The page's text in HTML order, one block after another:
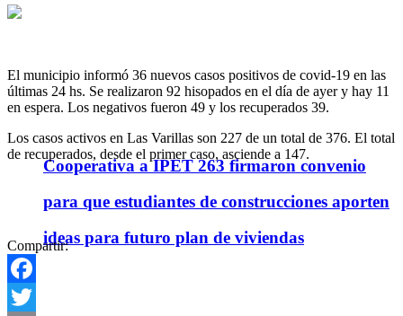
Cooperativa a IPET 263 firmaron convenio
para que estudiantes de construcciones aporten
ideas para futuro plan de viviendas
El municipio informó 36 nuevos casos positivos de covid-19 en las
últimas 24 hs. Se realizaron 92 hisopados en el día de ayer y hay 11
en espera. Los negativos fueron 49 y los recuperados 39.
Los casos activos en Las Varillas son 227 de un total de 376. El total
de recuperados, desde el primer caso, asciende a 147.
Compartir:
Facebook